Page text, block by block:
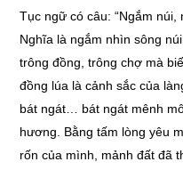
Tục ngữ có câu: “Ngắm núi,
Nghĩa là ngắm nhìn sông
trông đồng, trông chợ mà
đồng lúa là cảnh sắc của
bát ngát… bát ngát mênh
hương. Bằng tấm lòng yêu
rốn của mình, mảnh đất đã